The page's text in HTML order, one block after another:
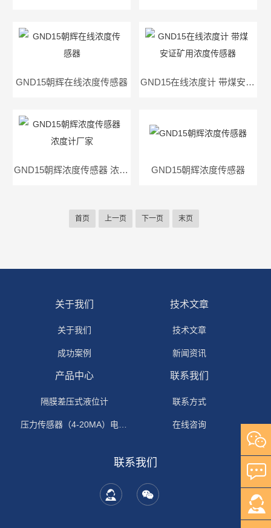
GND15朝辉在线浓度传感器 GND15在线浓度计 带煤安证矿用浓度传感器
GND15朝辉浓度传感器 浓度计厂家 GND15朝辉浓度传感器
首页 上一页 下一页 末页
关于我们
关于我们
成功案例
技术文章
技术文章
新闻资讯
产品中心
隔膜差压式液位计
压力传感器（4-20MA）电流输出
联系我们
联系方式
在线咨询
联系我们